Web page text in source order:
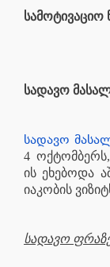
სამოტივაციო
სადავო
სადავო
4 ოქტომბერს,
ის ეხებოდა
იაკობის
სადავო